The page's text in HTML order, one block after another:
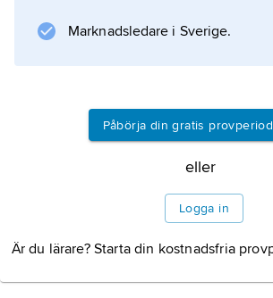
minst utvecklade länder.
Politik
Information om artikeln
Marknadsledare i Sverige.
Påbörja din gratis provperiod
eller
Logga in
Är du lärare? Starta din kostnadsfria